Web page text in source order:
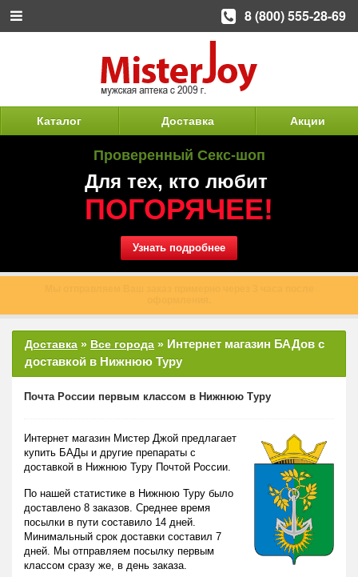
Каталог Доставка Акции
Проверенный Секс-шоп
Для тех, кто любит
ПОГОРЯЧЕЕ!
Узнать подробнее
Доставка » Все города » Интернет магазин БАДов с
доставкой в Нижнюю Туру
Почта России первым классом в Нижнюю Туру
Интернет магазин Мистер Джой предлагает
купить БАДы и другие препараты с
доставкой в Нижнюю Туру Почтой России.
По нашей статистике в Нижнюю Туру было
доставлено 8 заказов. Среднее время
посылки в пути составило 14 дней.
Минимальный срок доставки составил 7
дней. Мы отправляем посылку первым
классом сразу же, в день заказа.
8 (800) 555-28-69